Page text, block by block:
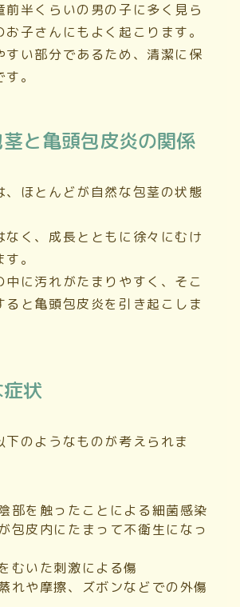
前半くらいの男の子に多く見ら
子さんにもよく起こります。
すい部分であるため、清潔に保
。
と亀頭包皮炎の関係
、ほとんどが自然な包茎の状態
なく、成長とともに徐々にむけ
。
中に汚れがたまりやすく、そこ
ると亀頭包皮炎を引き起こしま
状
下のようなものが考えられま
部を触ったことによる細菌感染
包皮内にたまって不衛生になっ
むいた刺激による傷
れや摩擦、ズボンなどでの外傷